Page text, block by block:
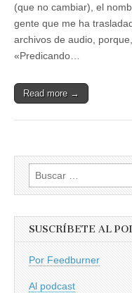
(que no cambiar), el
gente que me ha
archivos de audio,
«Predicando…
Read more →
Buscar:
SUSCRÍBETE AL
Por Feedburner
Al podcast